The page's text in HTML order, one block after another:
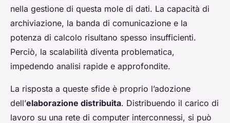
nella gestione di questa mole di dati. La capacità di
archiviazione, la banda di comunicazione e la
potenza di calcolo risultano spesso insufficienti.
Perciò, la scalabilità diventa problematica,
impedendo analisi rapide e approfondite.
La risposta a queste sfide è proprio l’adozione
dell’elaborazione distribuita. Distribuendo il carico di
lavoro su una rete di computer interconnessi, si può